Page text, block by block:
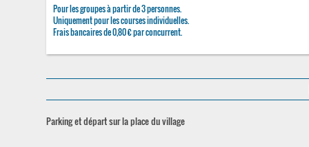
Pour les groupes à partir de 3 personnes.
Uniquement pour les courses individuelles.
Frais bancaires de 0,80 € par concurrent.
Parking et départ sur la place du village